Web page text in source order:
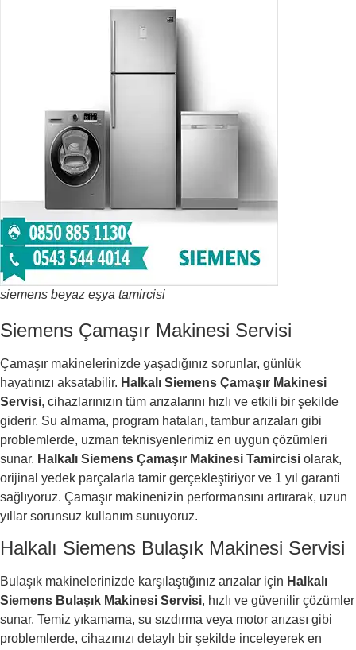
siemens beyaz eşya tamircisi
Siemens Çamaşır Makinesi Servisi
Çamaşır makinelerinizde yaşadığınız sorunlar, günlük
hayatınızı aksatabilir. Halkalı Siemens Çamaşır Makinesi
Servisi, cihazlarınızın tüm arızalarını hızlı ve etkili bir şekilde
giderir. Su almama, program hataları, tambur arızaları gibi
problemlerde, uzman teknisyenlerimiz en uygun çözümleri
sunar. Halkalı Siemens Çamaşır Makinesi Tamircisi olarak,
orijinal yedek parçalarla tamir gerçekleştiriyor ve 1 yıl garanti
sağlıyoruz. Çamaşır makinenizin performansını artırarak, uzun
yıllar sorunsuz kullanım sunuyoruz.
Halkalı Siemens Bulaşık Makinesi Servisi
Bulaşık makinelerinizde karşılaştığınız arızalar için Halkalı
Siemens Bulaşık Makinesi Servisi, hızlı ve güvenilir çözümler
sunar. Temiz yıkamama, su sızdırma veya motor arızası gibi
problemlerde, cihazınızı detaylı bir şekilde inceleyerek en